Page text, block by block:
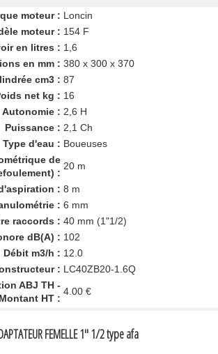
moteur : Loncin
moteur : 154 F
en litres : 1,6
en mm : 380 x 300 x 370
cm3 : 87
net kg : 16
Autonomie : 2,6 H
Puissance : 2,1 Ch
Type d'eau : Boueuses
de
:
20 m
: 8 m
: 6 mm
raccords : 40 mm (1"1/2)
dB(A) : 102
Débit m3/h : 12.0
: LC40ZB20-1.6Q
ABJ TH -
Montant HT :
4.00 €
FEMELLE 1" 1/2 type afa